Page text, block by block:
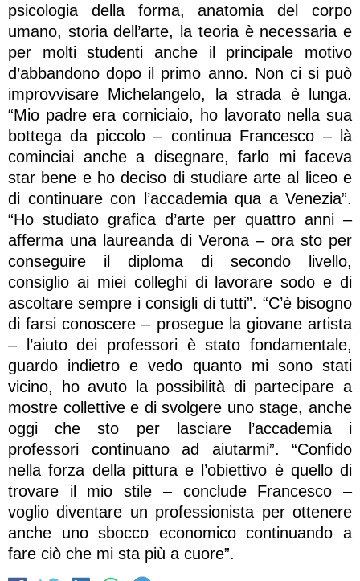
psicologia della forma, anatomia del corpo
umano, storia dell’arte, la teoria è necessaria e
per molti studenti anche il principale motivo
d’abbandono dopo il primo anno. Non ci si può
improvvisare Michelangelo, la strada è lunga.
“Mio padre era corniciaio, ho lavorato nella sua
bottega da piccolo – continua Francesco – là
cominciai anche a disegnare, farlo mi faceva
star bene e ho deciso di studiare arte al liceo e
di continuare con l’accademia qua a Venezia”.
“Ho studiato grafica d’arte per quattro anni –
afferma una laureanda di Verona – ora sto per
conseguire il diploma di secondo livello,
consiglio ai miei colleghi di lavorare sodo e di
ascoltare sempre i consigli di tutti”. “C’è bisogno
di farsi conoscere – prosegue la giovane artista
– l’aiuto dei professori è stato fondamentale,
guardo indietro e vedo quanto mi sono stati
vicino, ho avuto la possibilità di partecipare a
mostre collettive e di svolgere uno stage, anche
oggi che sto per lasciare l’accademia i
professori continuano ad aiutarmi”. “Confido
nella forza della pittura e l’obiettivo è quello di
trovare il mio stile – conclude Francesco –
voglio diventare un professionista per ottenere
anche uno sbocco economico continuando a
fare ciò che mi sta più a cuore”.